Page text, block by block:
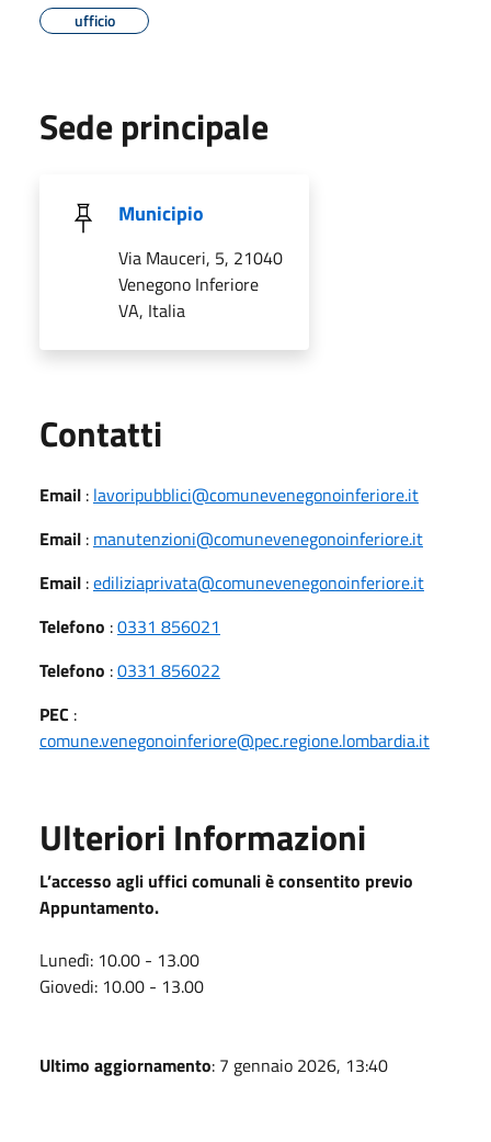
ufficio
Sede principale
Municipio
Via Mauceri, 5, 21040
Venegono Inferiore
VA, Italia
Contatti
Email : lavoripubblici@comunevenegonoinferiore.it
Email : manutenzioni@comunevenegonoinferiore.it
Email :ediliziaprivata@comunevenegonoinferiore.it
Telefono :0331 856021
Telefono :0331 856022
PEC :
comune.venegonoinferiore@pec.regione.lombardia.it
Ulteriori Informazioni
L’accesso agli uffici comunali è consentito previo
Appuntamento.
Lunedì: 10.00 - 13.00
Giovedi: 10.00 - 13.00
Ultimo aggiornamento: 7 gennaio 2026, 13:40